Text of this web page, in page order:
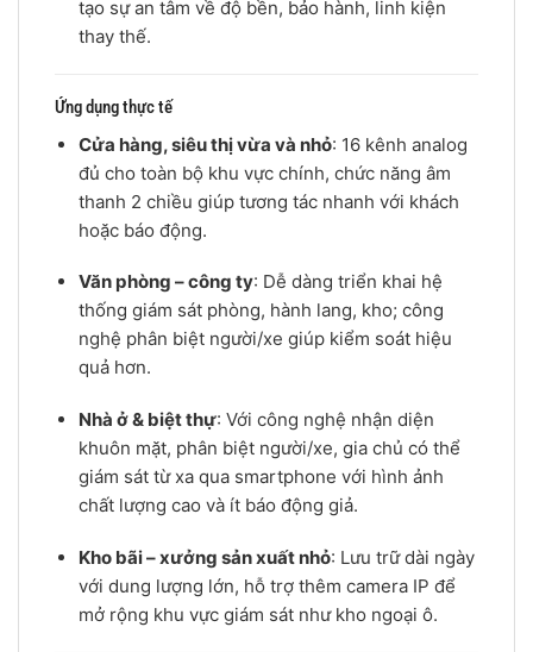
tạo sự an tâm về độ bền, bảo hành, linh kiện
thay thế.
Ứng dụng thực tế
Cửa hàng, siêu thị vừa và nhỏ: 16 kênh analog
đủ cho toàn bộ khu vực chính, chức năng âm
thanh 2 chiều giúp tương tác nhanh với khách
hoặc báo động.
Văn phòng – công ty: Dễ dàng triển khai hệ
thống giám sát phòng, hành lang, kho; công
nghệ phân biệt người/xe giúp kiểm soát hiệu
quả hơn.
Nhà ở & biệt thự: Với công nghệ nhận diện
khuôn mặt, phân biệt người/xe, gia chủ có thể
giám sát từ xa qua smartphone với hình ảnh
chất lượng cao và ít báo động giả.
Kho bãi – xưởng sản xuất nhỏ: Lưu trữ dài ngày
với dung lượng lớn, hỗ trợ thêm camera IP để
mở rộng khu vực giám sát như kho ngoại ô.